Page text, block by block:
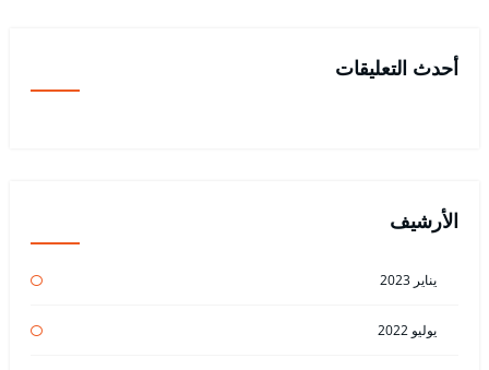
أحدث التعليقات
الأرشيف
يناير 2023
يوليو 2022